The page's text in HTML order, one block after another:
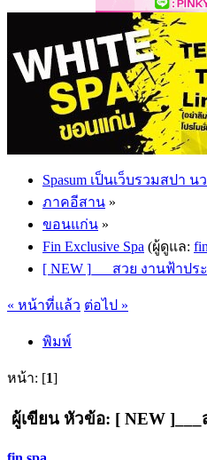
Spasum เป็นเว็บรวมสป
ภาคอีสาน »
ขอนแก่น »
Fin Exclusive Spa (ผู้ดูแล:
[ NEW ]___สวย งานฟ้าป
« หน้าที่แล้ว ต่อไป »
พิมพ์
หน้า: [1]
ผู้เขียน หัวข้อ: [ NEW